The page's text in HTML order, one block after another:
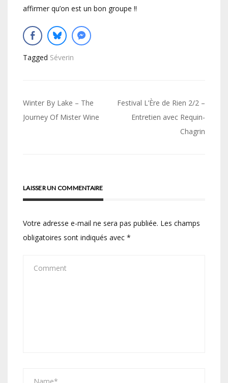
affirmer qu’on est un bon groupe !!
Tagged Séverin
Navigation
de
Winter By Lake – The
Journey Of Mister Wine
Festival L’Ère de Rien 2/2 –
Entretien avec Requin-
Chagrin
LAISSER UN COMMENTAIRE
Votre adresse e-mail ne sera pas publiée. Les champs
obligatoires sont indiqués avec *